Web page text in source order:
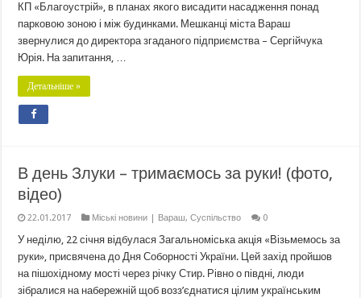
КП «Благоустрій», в планах якого висадити насадження понад
парковою зоною і між будинками. Мешканці міста Вараш
звернулися до директора згаданого підприємства – Сергійчука
Юрія. На запитання, …
Детальніше »
В день Злуки – тримаємось за руки! (фото,
відео)
22.01.2017 Міські новини | Вараш,Суспільство 0
У неділю, 22 січня відбулася Загальноміська акція «Візьмемось за
руки», присвячена до Дня Соборності України. Цей захід пройшов
на пішохідному мості через річку Стир. Рівно о півдні, люди
зібралися на набережній щоб возз’єднатися цілим українським